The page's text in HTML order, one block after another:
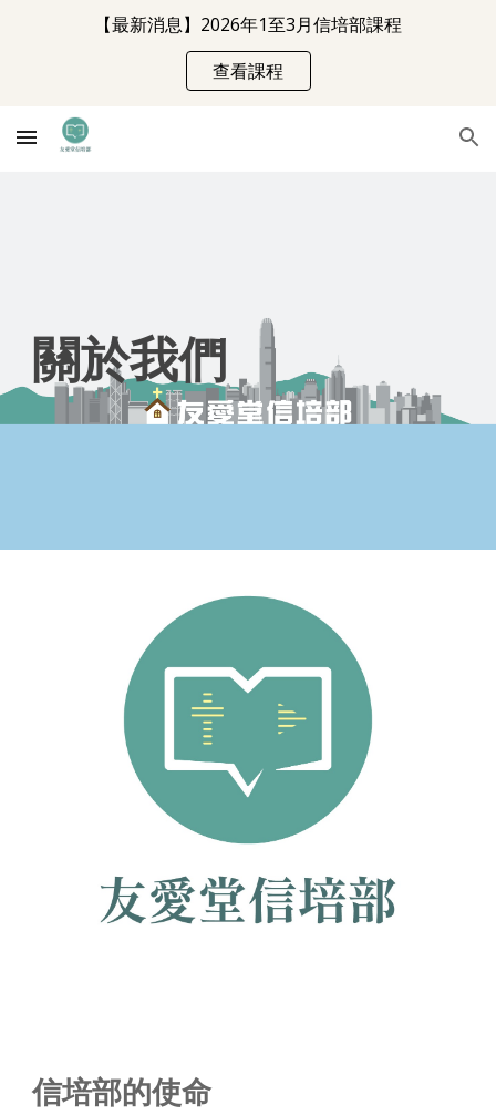
Skip to main content Skip to navigation
【最新消息】2026年1至3月信培部課程
查看課程
關於我們
信培部的使命